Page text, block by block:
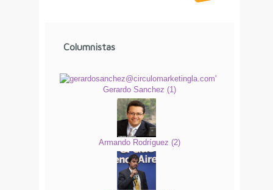
Columnistas
Gerardo Sanchez (1 )
Armando Rodríguez (2)